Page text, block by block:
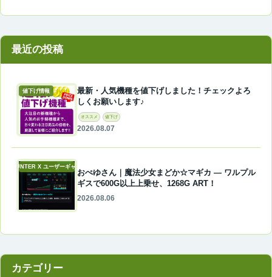
最近の投稿
値下げ情報
最新・人気機種を値下げしました！チェックよろ
しくお願いします♪
オススメ 値下げ
2026.08.07
A-COUNTER X ユーザーギャラリー
おぺゆさん｜魔法少女まどか☆マギカ ― ワルプル
ギスで600G以上上乗せ、1268G ART！
2026.08.06
カテゴリー